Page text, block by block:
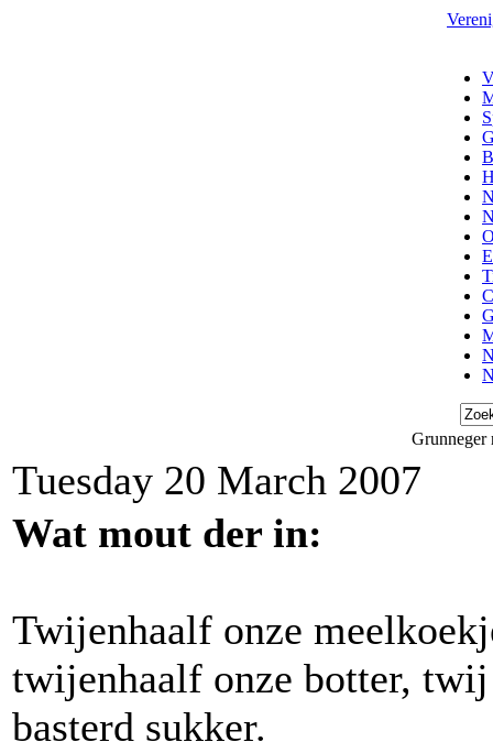
Grunneger
Tuesday 20 March 2007
Wat mout der in:
Twijenhaalf onze
twijenhaalf onze botter,
basterd sukker.